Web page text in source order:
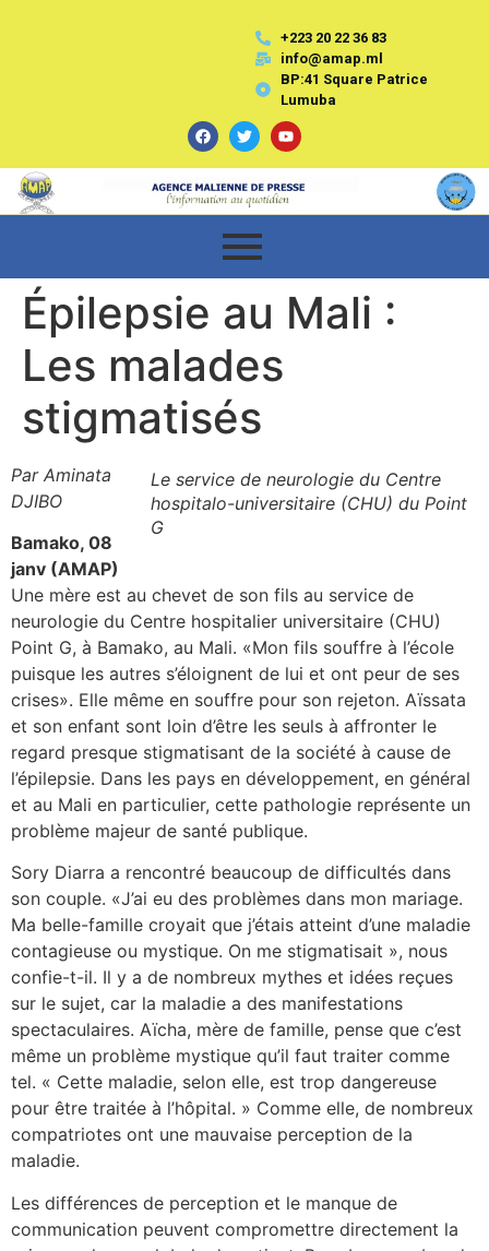
+223 20 22 36 83
info@amap.ml
BP:41 Square Patrice
Lumuba
Épilepsie au Mali :
Les malades
stigmatisés
Le service de neurologie du Centre
hospitalo-universitaire (CHU) du Point
G
Par Aminata
DJIBO
Bamako, 08
janv (AMAP)
Une mère est au chevet de son fils au service de
neurologie du Centre hospitalier universitaire (CHU)
Point G, à Bamako, au Mali. «Mon fils souffre à l’école
puisque les autres s’éloignent de lui et ont peur de ses
crises». Elle même en souffre pour son rejeton. Aïssata
et son enfant sont loin d’être les seuls à affronter le
regard presque stigmatisant de la société à cause de
l’épilepsie. Dans les pays en développement, en général
et au Mali en particulier, cette pathologie représente un
problème majeur de santé publique.
Sory Diarra a rencontré beaucoup de difficultés dans
son couple. «J’ai eu des problèmes dans mon mariage.
Ma belle-famille croyait que j’étais atteint d’une maladie
contagieuse ou mystique. On me stigmatisait », nous
confie-t-il. Il y a de nombreux mythes et idées reçues
sur le sujet, car la maladie a des manifestations
spectaculaires. Aïcha, mère de famille, pense que c’est
même un problème mystique qu’il faut traiter comme
tel. « Cette maladie, selon elle, est trop dangereuse
pour être traitée à l’hôpital. » Comme elle, de nombreux
compatriotes ont une mauvaise perception de la
maladie.
Les différences de perception et le manque de
communication peuvent compromettre directement la